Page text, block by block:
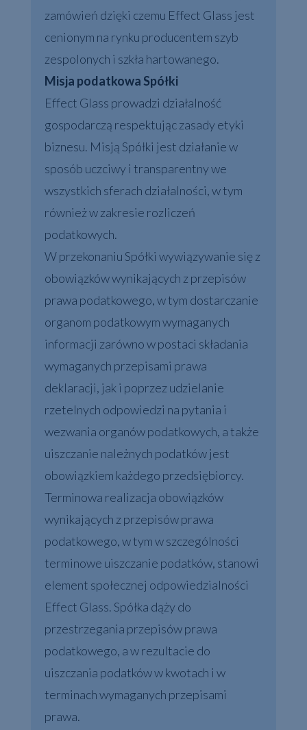
zamówień dzięki czemu Effect Glass jest
cenionym na rynku producentem szyb
zespolonych i szkła hartowanego.
Misja podatkowa Spółki
Effect Glass prowadzi działalność
gospodarczą respektując zasady etyki
biznesu. Misją Spółki jest działanie w
sposób uczciwy i transparentny we
wszystkich sferach działalności, w tym
również w zakresie rozliczeń
podatkowych.
W przekonaniu Spółki wywiązywanie się z
obowiązków wynikających z przepisów
prawa podatkowego, w tym dostarczanie
organom podatkowym wymaganych
informacji zarówno w postaci składania
wymaganych przepisami prawa
deklaracji, jak i poprzez udzielanie
rzetelnych odpowiedzi na pytania i
wezwania organów podatkowych, a także
uiszczanie należnych podatków jest
obowiązkiem każdego przedsiębiorcy.
Terminowa realizacja obowiązków
wynikających z przepisów prawa
podatkowego, w tym w szczególności
terminowe uiszczanie podatków, stanowi
element społecznej odpowiedzialności
Effect Glass. Spółka dąży do
przestrzegania przepisów prawa
podatkowego, a w rezultacie do
uiszczania podatków w kwotach i w
terminach wymaganych przepisami
prawa.